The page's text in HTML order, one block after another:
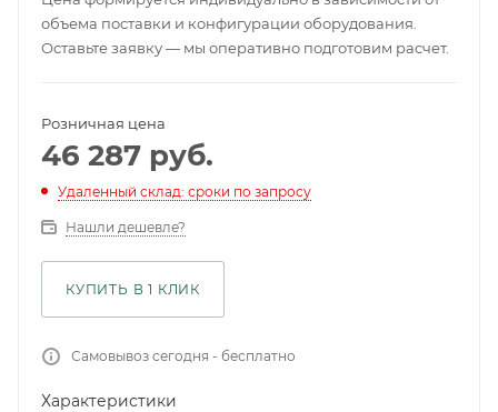
объема поставки и конфигурации оборудования.
Оставьте заявку — мы оперативно подготовим расчет.
Розничная цена
46 287 руб.
Удаленный склад: сроки по запросу
Нашли дешевле?
КУПИТЬ В 1 КЛИК
Самовывоз сегодня - бесплатно
Характеристики